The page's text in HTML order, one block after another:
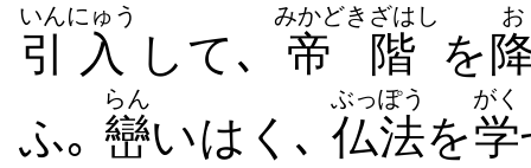
引
いん
入
にゅう
して､ 帝
みかど
階
きざはし
を
お
ふ｡ 巒
らん
いはく､ 仏法
ぶっぽう
を学
がく